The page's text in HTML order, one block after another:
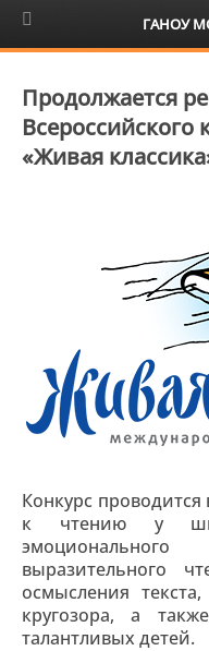
6+
Продолжается
«Живая
Конкурс
к чтению у
выразительного
осмысления
кругозора, а
талантливых детей.
ГАНОУ